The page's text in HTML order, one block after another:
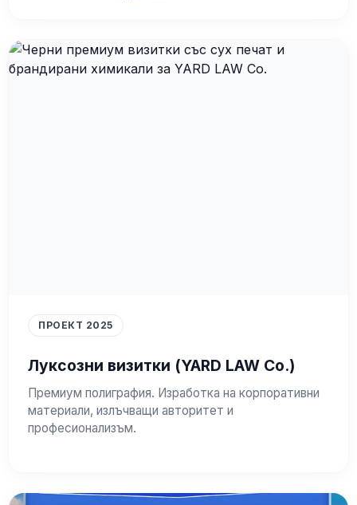
ПРОЕКТ 2025
Луксозни визитки (YARD LAW Co.)
Премиум полиграфия. Изработка на корпоративни
материали, излъчващи авторитет и
професионализъм.